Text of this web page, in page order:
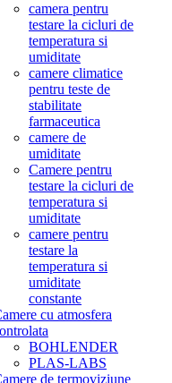
camera pentru
testare la cicluri de
temperatura si
umiditate
camere climatice
pentru teste de
stabilitate
farmaceutica
camere de
umiditate
Camere pentru
testare la cicluri de
temperatura si
umiditate
camere pentru
testare la
temperatura si
umiditate
constante
cu atmosfera
BOHLENDER
PLAS-LABS
de termoviziune